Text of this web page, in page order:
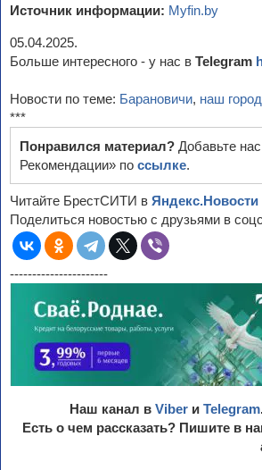
Источник информации: Myfin.by
05.04.2025.
Больше интересного - у нас в Telegram
Новости по теме: Барановичи, наш город
***
Понравился материал? Добавьте
Рекомендации» по ссылке.
Читайте БрестСИТИ в Яндекс.Новости
Поделиться новостью с друзьями в
----------------------
Наш канал в Viber и Telegram
Есть о чем рассказать? Пишите в